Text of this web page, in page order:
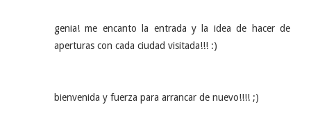
genia! me encanto la entrada y la idea de hacer de
aperturas con cada ciudad visitada!!! :)
bienvenida y fuerza para arrancar de nuevo!!!! ;)